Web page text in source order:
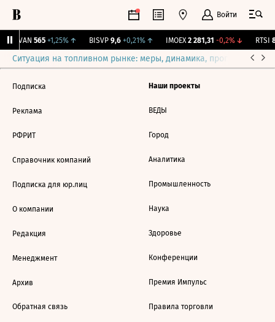
Войти
AVAN 565 +1,25%↑ BISVP 9,6 +0,21%↑ IMOEX 2 281,31 -0,2%↓ RTSI
Ситуация на топливном рынке: меры, динамика, прогнозы
Подписка
Реклама
РФРИТ
Справочник компаний
Подписка для юр.лиц
О компании
Редакция
Менеджмент
Архив
Обратная связь
Наши проекты
ВЕДЫ
Город
Аналитика
Промышленность
Наука
Здоровье
Конференции
Премия Импульс
Правила торговли